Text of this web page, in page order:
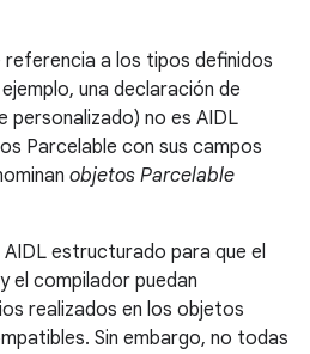
referencia a los tipos definidos
una declaración de
personalizado) no es AIDL
Parcelable con sus campos
objetos Parcelable
AIDL estructurado para que el
el compilador puedan
realizados en los objetos
Sin embargo, no todas